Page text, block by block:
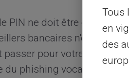
PIN ne doit être
bancaires n'ont
pour votre banque
du phishing vocal piège de
Tous
en
des